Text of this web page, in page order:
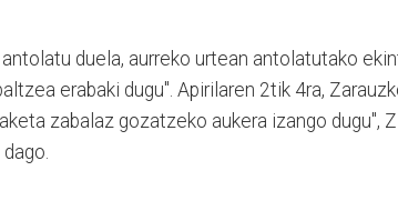
duela, aurreko urtean antolatutako
erabaki dugu". Apirilaren 2tik 4ra,
zabalaz gozatzeko aukera izango dugu",